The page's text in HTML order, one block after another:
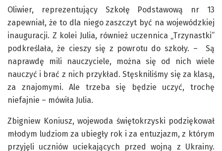
Oliwier, reprezentujący Szkołę Podstawową nr 13
zapewniał, że to dla niego zaszczyt być na wojewódzkiej
inauguracji. Z kolei Julia, również uczennica „Trzynastki”
podkreślała, że cieszy się z powrotu do szkoły. – Są
naprawdę mili nauczyciele, można się od nich wiele
nauczyć i brać z nich przykład. Stęskniliśmy się za klasą,
za znajomymi. Ale trzeba się będzie uczyć, trochę
niefajnie – mówiła Julia.
Zbigniew Koniusz, wojewoda świętokrzyski podziękował
młodym ludziom za ubiegły rok i za entuzjazm, z którym
przyjęli uczniów uciekających przed wojną z Ukrainy.